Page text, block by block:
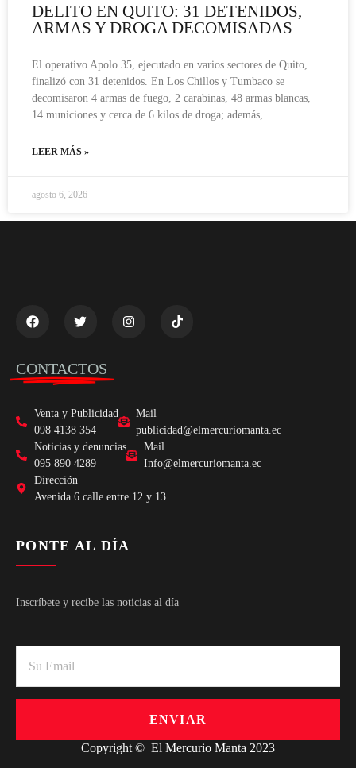
DELITO EN QUITO: 31 DETENIDOS,
ARMAS Y DROGA DECOMISADAS
El operativo Apolo 35, ejecutado en varios sectores de Quito,
finalizó con 31 detenidos. En Los Chillos y Tumbaco se
decomisaron 4 armas de fuego, 2 carabinas, 48 armas blancas,
14 municiones y cerca de 6 kilos de droga; además,
LEER MÁS »
agosto 6, 2026
CONTACTOS
Venta y Publicidad
098 4138 354
Mail
publicidad@elmercuriomanta.ec
Noticias y denuncias
095 890 4289
Mail
Info@elmercuriomanta.ec
Dirección
Avenida 6 calle entre 12 y 13
PONTE AL DÍA
Inscríbete y recibe las noticias al día
ENVIAR
Copyright © El Mercurio Manta 2023